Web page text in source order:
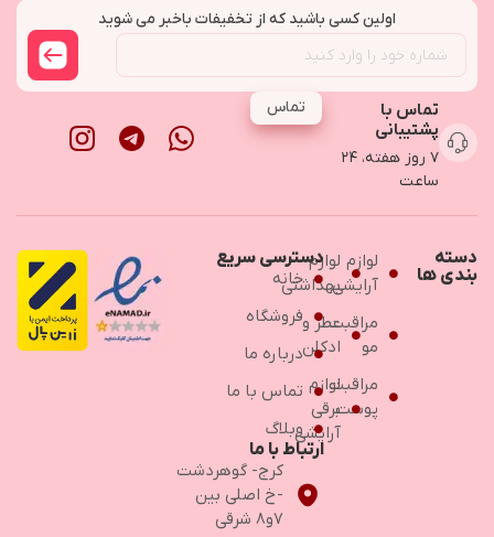
اولین کسی باشید که از تخفیفات باخبر می شوید
تماس با
پشتیبانی
۷ روز هفته، ۲۴
ساعت
تماس
دسته
بندی ها
لوازم
آرایشی
مراقبت
مو
مراقبت
پوست
لوازم
بهداشتی
عطر و
ادکلن
لوازم
برقی
آرایشی
دسترسی سریع
خانه
فروشگاه
درباره ما
تماس با ما
وبلاگ
ارتباط با ما
کرج- گوهردشت
-خ اصلی بین
۷و۸ شرقی